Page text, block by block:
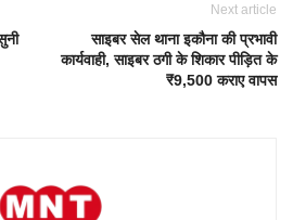
Next article
साइबर सेल थाना इकौना की प्रभावी
कार्यवाही, साइबर ठगी के शिकार पीड़ित के
₹9,500 कराए वापस